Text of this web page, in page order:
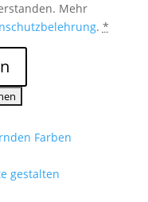
Mehr
. *
Farben
gestalten